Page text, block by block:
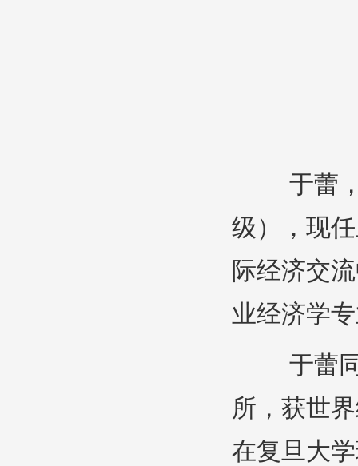
于蕾，
级），现
际经济交
业经济学
于蕾同
所，获世
在复旦大